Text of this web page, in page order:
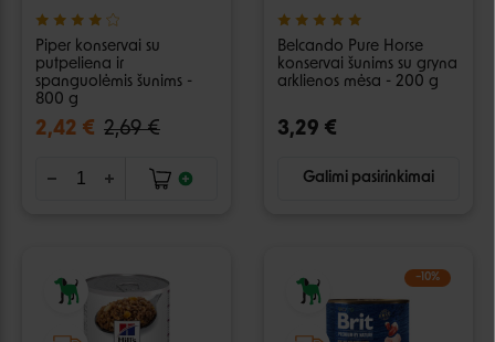
Piper konservai su
putpeliena ir
spanguolėmis šunims -
800 g
2,42 € 2,69 €
Belcando Pure Horse
konservai šunims su gryna
arklienos mėsa - 200 g
3,29 €
Galimi pasirinkimai
−10%